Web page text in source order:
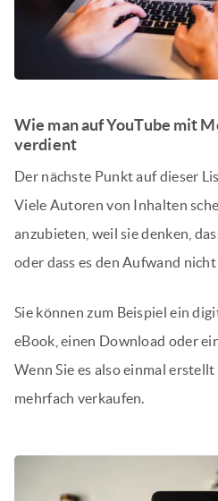
Wie man auf YouTube mit
verdient
Der nächste Punkt auf dieser
Viele Autoren von Inhalten
anzubieten, weil sie denken,
oder dass es den Aufwand
Sie können zum Beispiel ein
eBook, einen Download oder
Wenn Sie es also einmal erstellt
mehrfach verkaufen.